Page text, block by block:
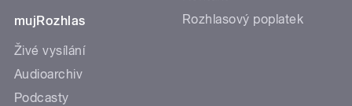
mujRozhlas
Živé vysílání
Audioarchiv
Podcasty
Rozhlasový poplatek